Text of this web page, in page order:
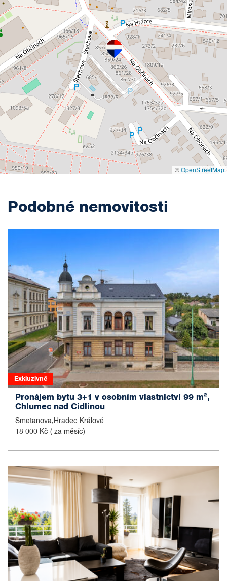
©OpenStreetMap
Podobné nemovitosti
Exkluzivně
Pronájem bytu 3+1 v osobním vlastnictví 99 m²,
Chlumec nad Cidlinou
Smetanova,Hradec Králové
18 000 Kč ( za měsíc)